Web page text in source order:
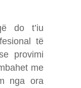
do t’iu
të
provimi
me
nga ora